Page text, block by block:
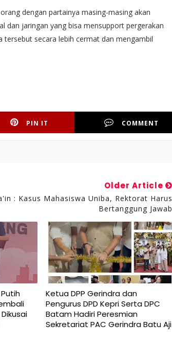
dengan partainya masing-masing akan
dan jaringan yang bisa mensupport pergerakan
secara lebih cermat dan mengambil
PIN IT COMMENT
Older Article
: Kasus Mahasiswa Uniba, Rektorat Harus
Bertanggung Jawab
Ketua DPP Gerindra dan
Pengurus DPD Kepri Serta DPC
Batam Hadiri Peresmian
Sekretariat PAC Gerindra Batu Aji